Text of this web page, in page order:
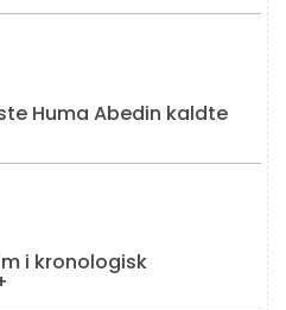
Huma Abedin kaldte
i kronologisk